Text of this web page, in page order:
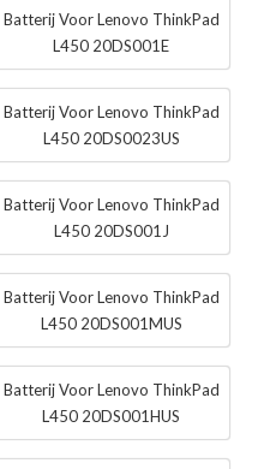
Batterij Voor Lenovo ThinkPad
L450 20DS001E
Batterij Voor Lenovo ThinkPad
L450 20DS0023US
Batterij Voor Lenovo ThinkPad
L450 20DS001J
Batterij Voor Lenovo ThinkPad
L450 20DS001MUS
Batterij Voor Lenovo ThinkPad
L450 20DS001HUS